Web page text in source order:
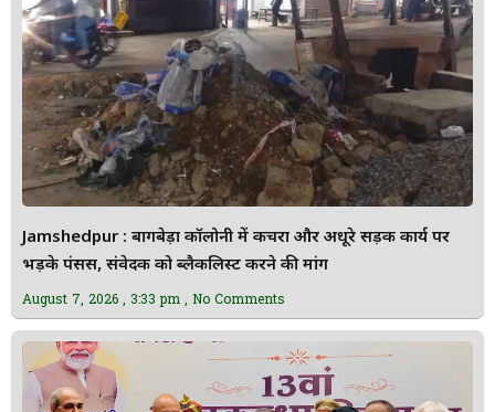
Jamshedpur : बागबेड़ा कॉलोनी में कचरा और अधूरे सड़क कार्य पर
भड़के पंसस, संवेदक को ब्लैकलिस्ट करने की मांग
August 7, 2026 3:33 pm No Comments